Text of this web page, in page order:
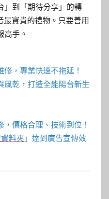
」到「期待分享」的轉
寶貴的禮物。只要善用
高手。
修，專業快速不拖延！
風乾，打造全能陽台新生
，價格合理、技術到位！
料夾 」達到廣告宣傳效